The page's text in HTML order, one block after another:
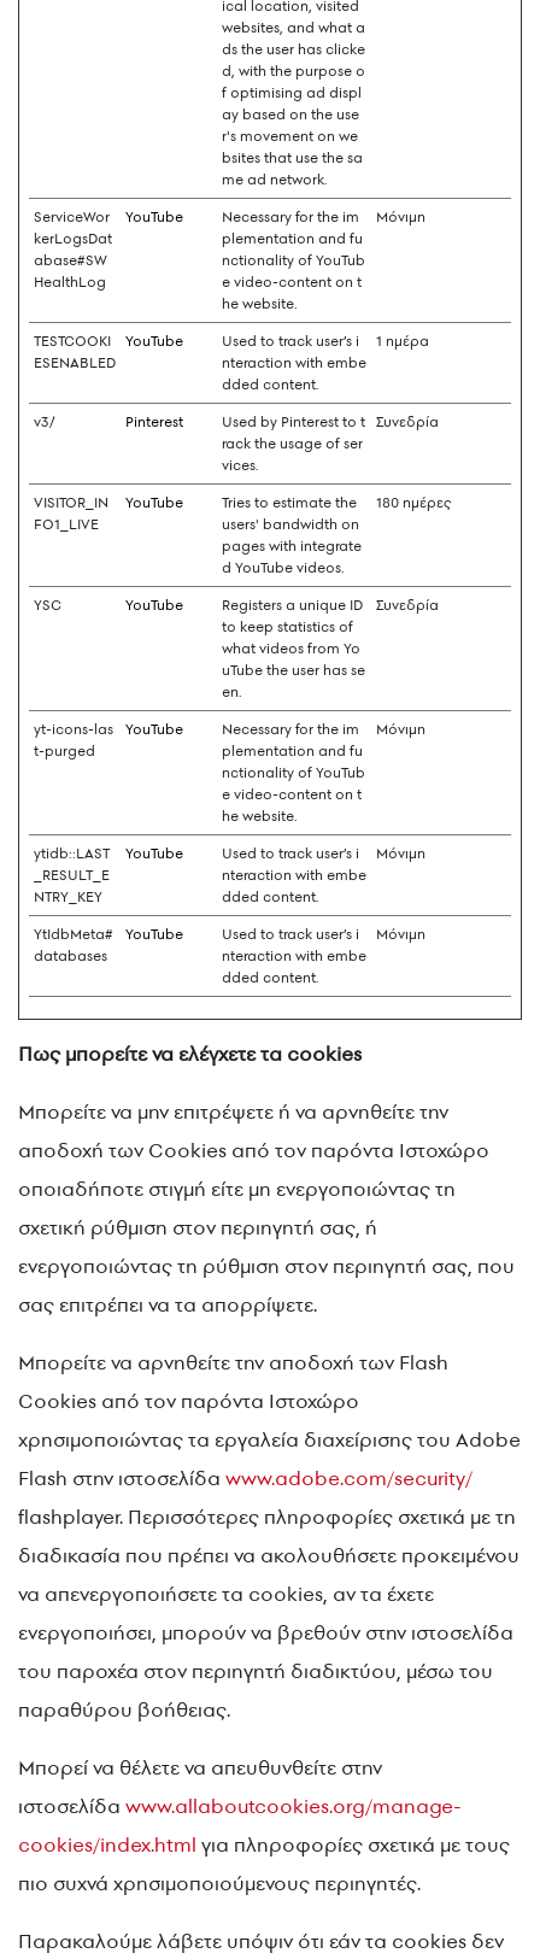
ical location, visited
websites, and what a
ds the user has clicke
d, with the purpose o
f optimising ad displ
ay based on the use
r's movement on we
bsites that use the sa
me ad network.
ServiceWor
kerLogsDat
abase#SW
HealthLog
YouTube
Necessary for the im
plementation and fu
nctionality of YouTub
e video-content on t
he website.
Μόνιμη
TESTCOOKI
ESENABLED
YouTube
Used to track user’s i
nteraction with embe
dded content.
1 ημέρα
v3/ Pinterest
Used by Pinterest to t
rack the usage of ser
vices.
Συνεδρία
VISITOR_IN
FO1_LIVE
YouTube
Tries to estimate the
users' bandwidth on
pages with integrate
d YouTube videos.
180 ημέρες
YSC YouTube
Registers a unique ID
to keep statistics of
what videos from Yo
uTube the user has se
en.
Συνεδρία
yt-icons-las
t-purged
YouTube
Necessary for the im
plementation and fu
nctionality of YouTub
e video-content on t
he website.
Μόνιμη
ytidb::LAST
_RESULT_E
NTRY_KEY
YouTube
Used to track user’s i
nteraction with embe
dded content.
Μόνιμη
YtIdbMeta#
databases
YouTube
Used to track user’s i
nteraction with embe
dded content.
Μόνιμη
Πως μπορείτε να ελέγχετε τα cookies
Μπορείτε να μην επιτρέψετε ή να αρνηθείτε την
αποδοχή των Cookies από τον παρόντα Ιστοχώρο
οποιαδήποτε στιγμή είτε μη ενεργοποιώντας τη
σχετική ρύθμιση στον περιηγητή σας, ή
ενεργοποιώντας τη ρύθμιση στον περιηγητή σας, που
σας επιτρέπει να τα απορρίψετε.
Μπορείτε να αρνηθείτε την αποδοχή των Flash
Cookies από τον παρόντα Ιστοχώρο
χρησιμοποιώντας τα εργαλεία διαχείρισης του Adobe
Flash στην ιστοσελίδα www.adobe.com/security/
flashplayer. Περισσότερες πληροφορίες σχετικά με τη
διαδικασία που πρέπει να ακολουθήσετε προκειμένου
να απενεργοποιήσετε τα cookies, αν τα έχετε
ενεργοποιήσει, μπορούν να βρεθούν στην ιστοσελίδα
του παροχέα στον περιηγητή διαδικτύου, μέσω του
παραθύρου βοήθειας.
Μπορεί να θέλετε να απευθυνθείτε στην
ιστοσελίδα www.allaboutcookies.org/manage-
cookies/index.html για πληροφορίες σχετικά με τους
πιο συχνά χρησιμοποιούμενους περιηγητές.
Παρακαλούμε λάβετε υπόψιν ότι εάν τα cookies δεν